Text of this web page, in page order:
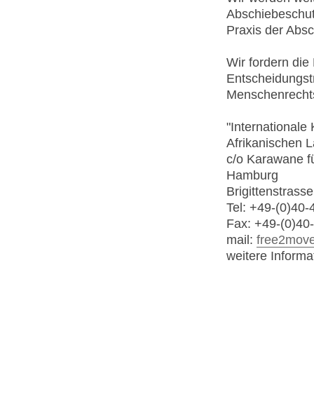
Praxis der
Wir fordern die
"Internationale
Afrikanischen
c/o Karawane
Hamburg
Tel: +49-(0)40-
Fax: +49-
mail:
weitere